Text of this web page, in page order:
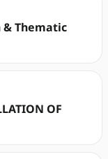
& Thematic
OF